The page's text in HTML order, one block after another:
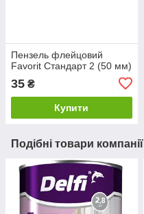
Пензель флейцовий
Favorit Стандарт 2 (50 мм)
35 ₴
Купити
Подібні товари компанії